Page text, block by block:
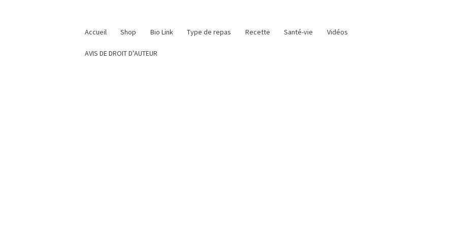
Accueil Shop Bio Link Type de repas Recette Santé-vie Vidéos
AVIS DE DROIT D’AUTEUR